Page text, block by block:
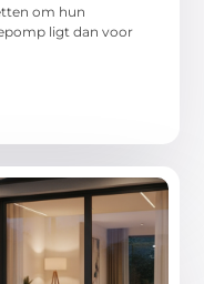
om hun
ligt dan voor